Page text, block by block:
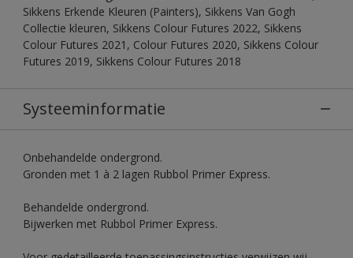
Sikkens Erkende Kleuren (Painters), Sikkens Van Gogh
Collectie kleuren, Sikkens Colour Futures 2022, Sikkens
Colour Futures 2021, Colour Futures 2020, Sikkens Colour
Futures 2019, Sikkens Colour Futures 2018
Systeeminformatie
Onbehandelde ondergrond.
Gronden met 1 à 2 lagen Rubbol Primer Express.
Behandelde ondergrond.
Bijwerken met Rubbol Primer Express.